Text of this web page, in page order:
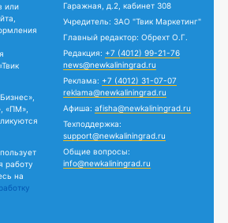
или
«ПМ»,
работу
на
Гаражная, д.2, кабинет 308
Учредитель: ЗАО "Твик Маркетинг"
Главный редактор: Обрехт О.Г.
Редакция: +7 (4012) 99-21-76
news@newkaliningrad.ru
Реклама: +7 (4012) 31-07-07
reklama@newkaliningrad.ru
Афиша: afisha@newkaliningrad.ru
Техподдержка:
support@newkaliningrad.ru
Общие вопросы:
info@newkaliningrad.ru